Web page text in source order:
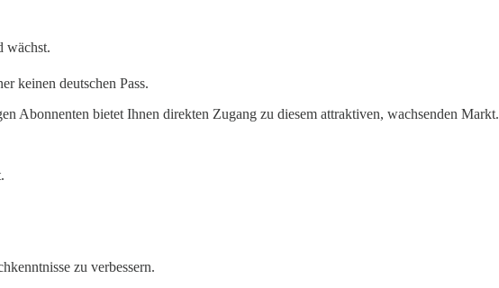
wächst.
keinen deutschen Pass.
Abonnenten bietet Ihnen direkten Zugang zu diesem attraktiven, wachsenden Markt.
zu verbessern.